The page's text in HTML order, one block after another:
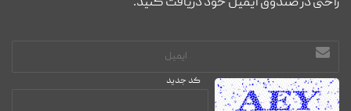
آدرس
کد جدید